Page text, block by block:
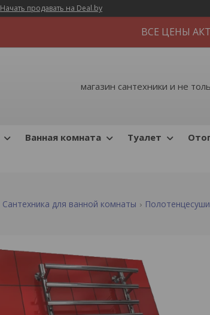
Начать продавать на Deal.by
ВСЕ ЦЕНЫ
магазин сантехники и не
Ванная комната Туалет
Сантехника для ванной комнаты